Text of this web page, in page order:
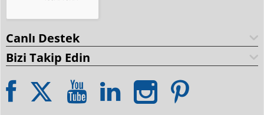
Canlı Destek
Bizi Takip Edin